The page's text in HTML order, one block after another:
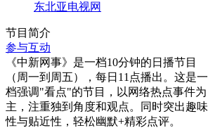
东北亚电视网
节目简介
参与互动
《中新网事》是一档10分钟的日播节目
（周一到周五），每日11点播出。这是一
档强调"看点"的节目，以网络热点事件为
主，注重独到角度和观点。同时突出趣味
性与贴近性，轻松幽默+精彩点评。